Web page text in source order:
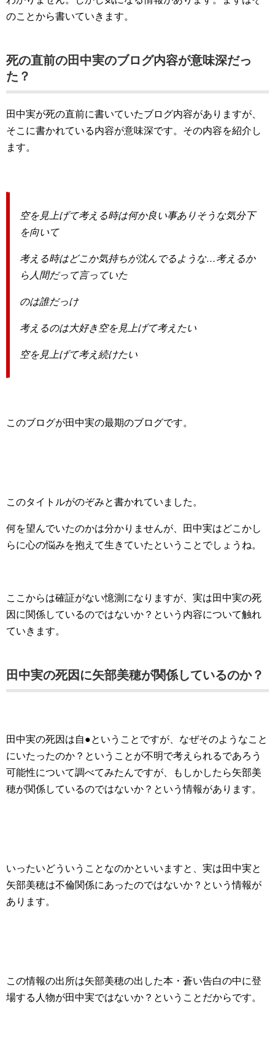
のことから書いていきます。
死の直前の田中実のブログ内容が意味深だっ
た？
田中実が死の直前に書いていたブログ内容がありますが、
そこに書かれている内容が意味深です。その内容を紹介し
ます。
空を見上げて考える時は何か良い事ありそうな気分下
を向いて
考える時はどこか気持ちが沈んでるような…考えるか
ら人間だって言っていた
のは誰だっけ
考えるのは大好き空を見上げて考えたい
空を見上げて考え続けたい
このブログが田中実の最期のブログです。
このタイトルがのぞみと書かれていました。
何を望んでいたのかは分かりませんが、田中実はどこかし
らに心の悩みを抱えて生きていたということでしょうね。
ここからは確証がない憶測になりますが、実は田中実の死
因に関係しているのではないか？という内容について触れ
ていきます。
田中実の死因に矢部美穂が関係しているのか？
田中実の死因は自●ということですが、なぜそのようなこと
にいたったのか？ということが不明で考えられるであろう
可能性について調べてみたんですが、もしかしたら矢部美
穂が関係しているのではないか？という情報があります。
いったいどういうことなのかといいますと、実は田中実と
矢部美穂は不倫関係にあったのではないか？という情報が
あります。
この情報の出所は矢部美穂の出した本・蒼い告白の中に登
場する人物が田中実ではないか？ということだからです。